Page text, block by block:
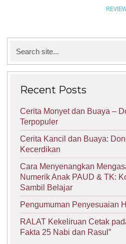
for:
Recent Posts
Cerita Monyet dan Buaya –
Terpopuler
Cerita Kancil dan Buaya:
Kecerdikan
Cara Menyenangkan
Numerik Anak PAUD & TK:
Sambil Belajar
Pengumuman Penyesuaian
RALAT Kekeliruan Cetak
Fakta 25 Nabi dan Rasul”